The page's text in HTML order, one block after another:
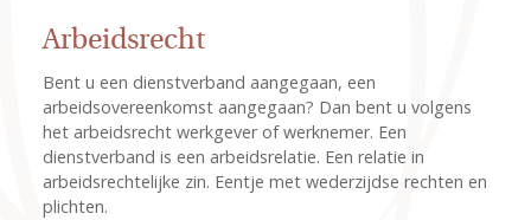
Arbeidsrecht
Bent u een dienstverband aangegaan, een
arbeidsovereenkomst aangegaan? Dan bent u volgens
het arbeidsrecht werkgever of werknemer. Een
dienstverband is een arbeidsrelatie. Een relatie in
arbeidsrechtelijke zin. Eentje met wederzijdse rechten en
plichten.